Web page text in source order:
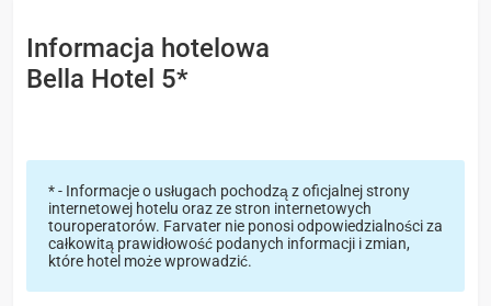
Informacja hotelowa
Bella Hotel 5*
* - Informacje o usługach pochodzą z oficjalnej strony
internetowej hotelu oraz ze stron internetowych
touroperatorów. Farvater nie ponosi odpowiedzialności za
całkowitą prawidłowość podanych informacji i zmian,
które hotel może wprowadzić.